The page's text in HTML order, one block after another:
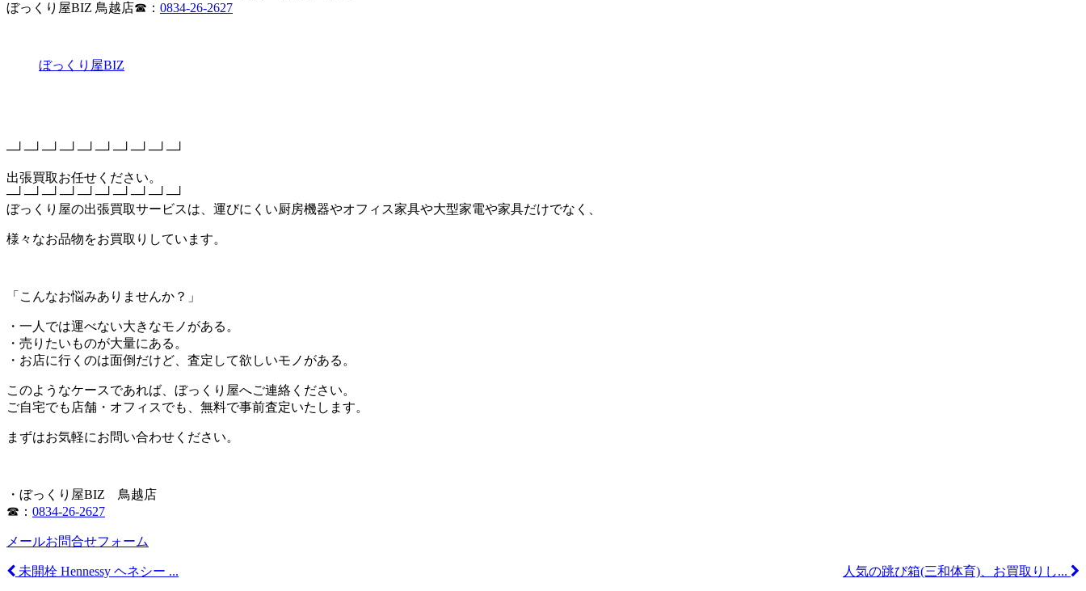
ぼっくり屋BIZ 鳥越店☎： 0834-26-2627
ぼっくり屋BIZ
─┘─┘─┘─┘─┘─┘─┘─┘─┘─┘
出張買取お任せください。
─┘─┘─┘─┘─┘─┘─┘─┘─┘─┘
ぼっくり屋の出張買取サービスは、運びにくい厨房機器やオフィス家具や大型家電や家具だけでなく、
様々なお品物をお買取りしています。
「こんなお悩みありませんか？」
・一人では運べない大きなモノがある。
・売りたいものが大量にある。
・お店に行くのは面倒だけど、査定して欲しいモノがある。
このようなケースであれば、ぼっくり屋へご連絡ください。
ご自宅でも店舗・オフィスでも、無料で事前査定いたします。
まずはお気軽にお問い合わせください。
・ぼっくり屋BIZ 鳥越店
☎： 0834-26-2627
メールお問合せフォーム
未開栓 Hennessy ヘネシー ... 人気の跳び箱(三和体育)、お買取りし...